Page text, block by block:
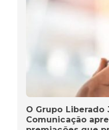
O Grupo Liberado
Comunicação